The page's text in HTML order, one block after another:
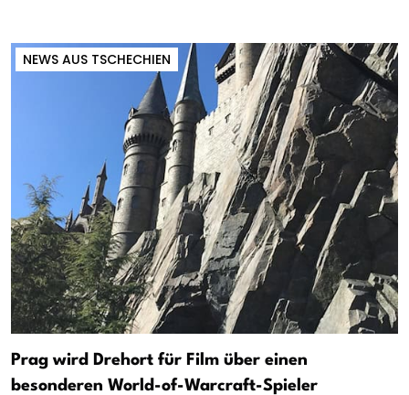
NEWS AUS TSCHECHIEN
Prag wird Drehort für Film über einen
besonderen World-of-Warcraft-Spieler